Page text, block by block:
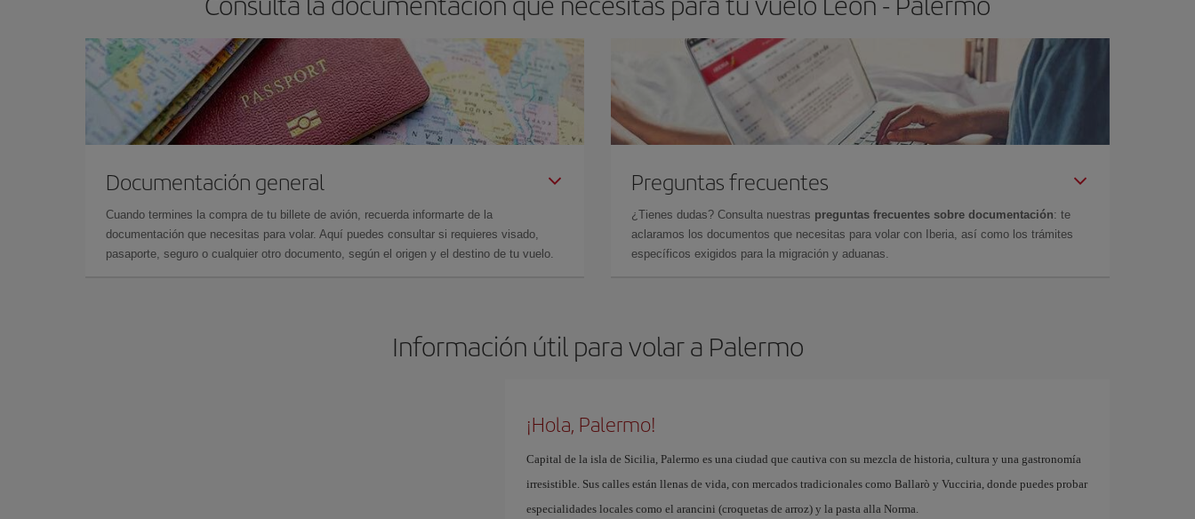
Documentación general
Cuando termines la compra de tu billete de avión, recuerda informarte de la
documentación que necesitas para volar. Aquí puedes consultar si requieres visado,
pasaporte, seguro o cualquier otro documento, según el origen y el destino de tu vuelo.
Preguntas frecuentes
¿Tienes dudas? Consulta nuestras preguntas frecuentes sobre documentación: te
aclaramos los documentos que necesitas para volar con Iberia, así como los trámites
específicos exigidos para la migración y aduanas.
Información útil para volar a Palermo
¡Hola, Palermo!
Capital de la isla de Sicilia, Palermo es una ciudad que cautiva con su mezcla de historia, cultura y una gastronomía
irresistible. Sus calles están llenas de vida, con mercados tradicionales como Ballarò y Vucciria, donde puedes probar
especialidades locales como el arancini (croquetas de arroz) y la pasta alla Norma.